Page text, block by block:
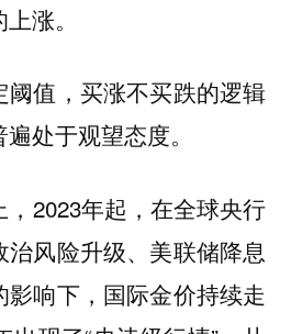
涨。
阈值，买涨不买跌的逻辑
处于观望态度。
2023年起，在全球央行
风险升级、美联储降息
响下，国际金价持续走